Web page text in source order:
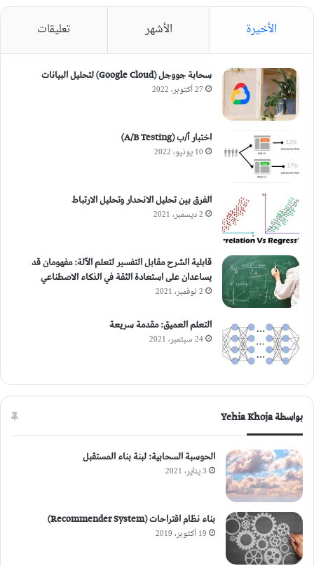
الأخيرة الأشهر تعليقات
سحابة جووجل (Google Cloud) لتحليل البيانات
27 أكتوبر، 2022
اختبار أ/ب (A/B Testing)
10 يونيو، 2022
الفرق بين تحليل الانحدار وتحليل الارتباط
2 ديسمبر، 2021
قابلية الشرح مقابل التفسير لتعلم الآلة: مفهومان قد
يساعدان على استعادة الثقة في الذكاء الاصطناعي
2 نوفمبر، 2021
التعلم العميق: مقدمة سريعة
24 سبتمبر، 2021
بواسطة Yehia Khoja
الحوسبة السحابية: لبنة بناء المستقبل
3 يناير، 2021
بناء نظام اقتراحات (Recommender System)
19 أكتوبر، 2019